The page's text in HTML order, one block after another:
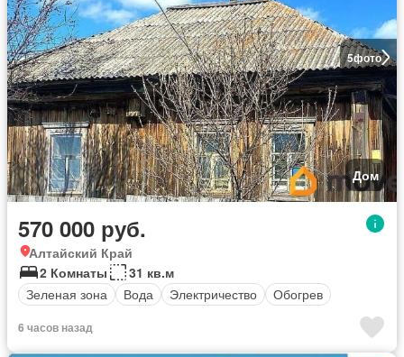
5фото
Дом
570 000 руб.
Алтайский Край
2 Комнаты
31 кв.м
Зеленая зона
Вода Электричество Обогрев
6 часов назад